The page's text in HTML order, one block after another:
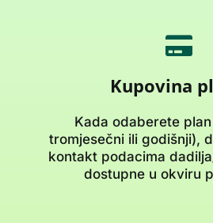
Kupovina
Kada odaberete
tromjesečni ili godišnji),
kontakt podacima
dostupne u okviru